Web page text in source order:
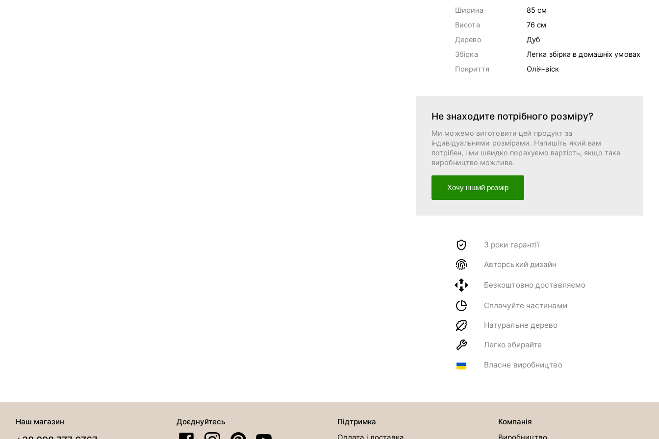
Ширина
85 cм
Висота
76 cм
Дерево
Дуб
Збірка
Легка збірка в домашніх умовах
Покриття
Олія-віск
Не знаходите потрібного розміру?
Ми можемо виготовити цей продукт за
індивідуальними розмірами. Напишіть який вам
потрібен, і ми швидко порахуємо вартість, якщо таке
виробництво можливе.
Хочу інший розмір
3 роки гарантії
Авторський дизайн
Безкоштовно доставляємо
Сплачуйте частинами
Натуральне дерево
Легко збирайте
Власне виробництво
Наш магазин Доєднуйтесь
Підтримка
Оплата і доставка
Компанія
Виробництво